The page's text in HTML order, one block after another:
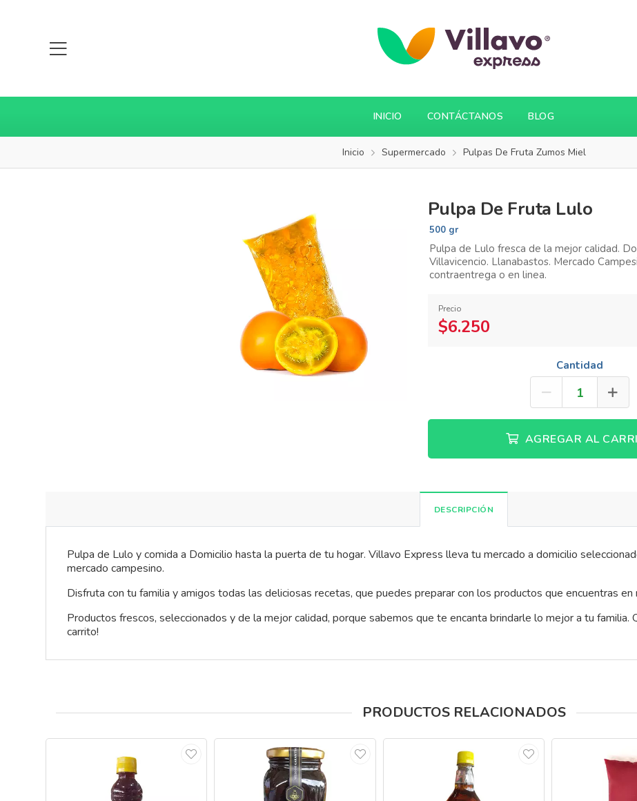
INICIO CONTÁCTANOS BLOG
Inicio Supermercado Pulpas De Fruta Zumos Miel
Pulpa De Fruta Lulo
500 gr
Pulpa de Lulo fresca de la mejor calidad.
Villavicencio. Llanabastos. Mercado
contraentrega o en linea.
Precio
$6.250
Cantidad
AGREGAR AL
DESCRIPCIÓN
Pulpa de Lulo y comida a Domicilio hasta la puerta de tu hogar. Villavo Express lleva tu mercado a domicilio
mercado campesino.
Disfruta con tu familia y amigos todas las deliciosas recetas, que puedes preparar con los productos que encuentras en
Productos frescos, seleccionados y de la mejor calidad, porque sabemos que te encanta brindarle lo mejor a tu familia.
carrito!
PRODUCTOS RELACIONADOS